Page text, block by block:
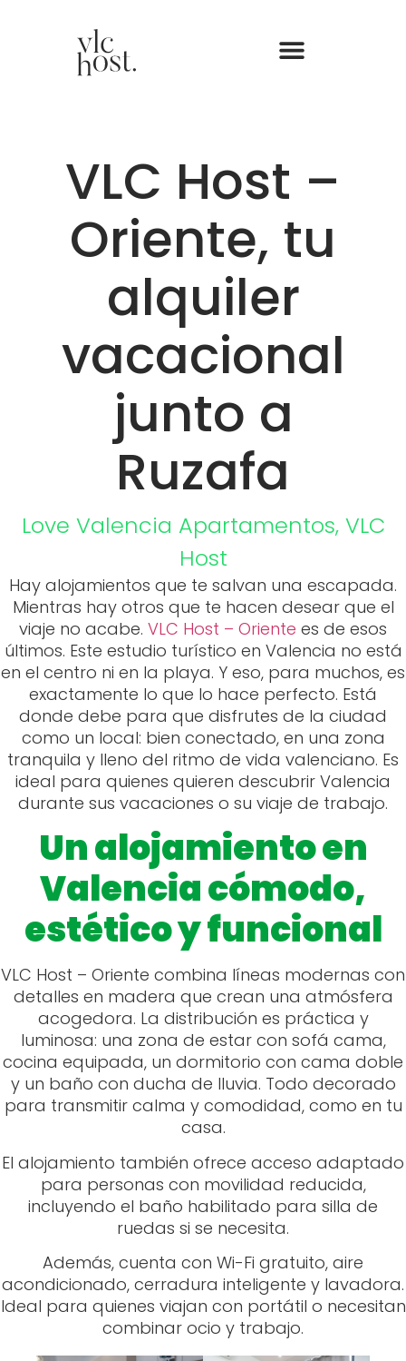
VLC Host –
Oriente, tu
alquiler
vacacional
junto a
Ruzafa
Love Valencia Apartamentos, VLC
Host
Hay alojamientos que te salvan una escapada.
Mientras hay otros que te hacen desear que el
viaje no acabe. VLC Host – Oriente es de esos
últimos. Este estudio turístico en Valencia no está
en el centro ni en la playa. Y eso, para muchos, es
exactamente lo que lo hace perfecto. Está
donde debe para que disfrutes de la ciudad
como un local: bien conectado, en una zona
tranquila y lleno del ritmo de vida valenciano. Es
ideal para quienes quieren descubrir Valencia
durante sus vacaciones o su viaje de trabajo.
Un alojamiento en
Valencia cómodo,
estético y funcional
VLC Host – Oriente combina líneas modernas con
detalles en madera que crean una atmósfera
acogedora. La distribución es práctica y
luminosa: una zona de estar con sofá cama,
cocina equipada, un dormitorio con cama doble
y un baño con ducha de lluvia. Todo decorado
para transmitir calma y comodidad, como en tu
casa.
El alojamiento también ofrece acceso adaptado
para personas con movilidad reducida,
incluyendo el baño habilitado para silla de
ruedas si se necesita.
Además, cuenta con Wi-Fi gratuito, aire
acondicionado, cerradura inteligente y lavadora.
Ideal para quienes viajan con portátil o necesitan
combinar ocio y trabajo.